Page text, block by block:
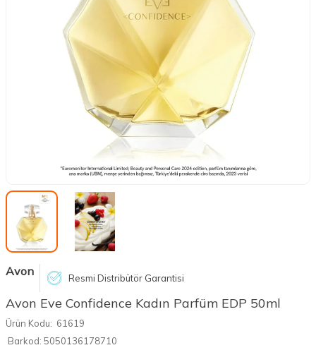
Avon Resmi Distribütör Garantisi
Avon Eve Confidence Kadın Parfüm EDP 50ml
Ürün Kodu: 61619
Barkod: 5050136178710